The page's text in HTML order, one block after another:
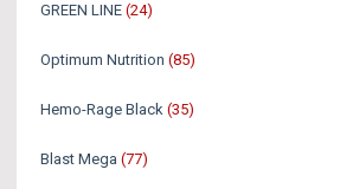
GREEN LINE (24)
Optimum Nutrition (85)
Hemo-Rage Black (35)
Blast Mega (77)